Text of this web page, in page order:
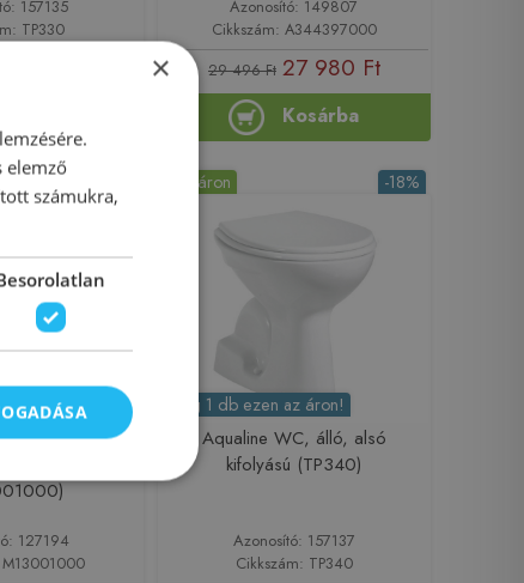
157135
TP330
Azonosító: 149807
Cikkszám: A344397000
29 496 Ft 27 980 Ft
Kosárba
alsó
127194
-18%
Raktáron
Még 1 db ezen az áron!
Aqualine WC, álló, alsó
kifolyású (TP340)
Azonosító: 157137
Cikkszám: TP340
×
elemző
számukra,